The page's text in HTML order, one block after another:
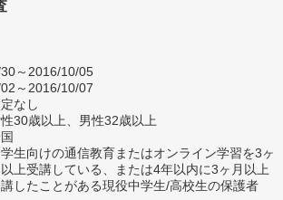
～2016/10/05
～2016/10/07
なし
30歳以上、男性32歳以上
生向けの通信教育またはオンライン学習を3ヶ
以上受講している、または4年以内に3ヶ月以上
したことがある現役中学生/高校生の保護者